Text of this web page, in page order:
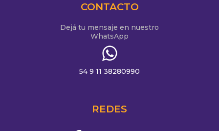
CONTACTO
Dejá tu mensaje en nuestro
WhatsApp
54 9 11 38280990
REDES